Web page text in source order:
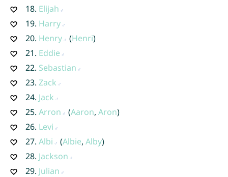
18. Elijah
19. Harry
20. Henry (Henri)
21. Eddie
22. Sebastian
23. Zack
24. Jack
25. Arron (Aaron, Aron)
26. Levi
27. Albi (Albie, Alby)
28. Jackson
29. Julian